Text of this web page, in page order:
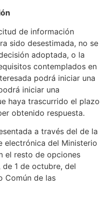
de información
sido desestimada, no se
adoptada, o la
contemplados en
podrá iniciar una
iniciar una
haya trascurrido el plazo
obtenido respuesta.
a través del de la
electrónica del Ministerio
el resto de opciones
1 de octubre, del
Común de las